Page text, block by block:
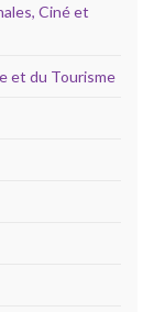
Ciné et
et du Tourisme